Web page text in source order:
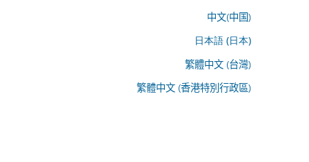
中文(中国)
日本語 (日本)
繁體中文 (台灣)
繁體中文 (香港特別行政區)